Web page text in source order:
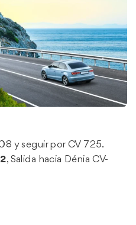
y seguir por CV 725.
, Salida hacia Dénia CV-